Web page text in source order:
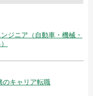
ジニア（自動車・機械・
のキャリア転職